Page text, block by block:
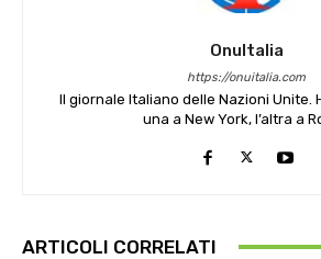
OnuItalia
https://onuitalia.com
Il giornale Italiano delle Nazioni Unite.
una a New York, l’altra a
ARTICOLI CORRELATI